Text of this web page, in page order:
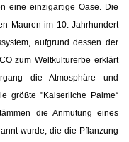
eine einzigartige Oase. Die
Mauren im 10. Jahrhundert
aufgrund dessen der
zum Weltkulturerbe erklärt
die Atmosphäre und
größte "Kaiserliche Palme“
die Anmutung eines
wurde, die die Pflanzung